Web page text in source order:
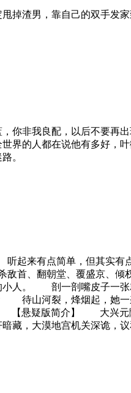
掉渣男，靠自己的双手发
你非我良配，以后不要再出
界的人都在说他有多好，
。
来有点简单，但其实有点
、翻朝堂、覆盛京、倾
。 剖一剖嘴皮子一张
山河裂，烽烟起，她一
悬疑版简介】 大兴元
藏，大漠地宫机关深诡，议